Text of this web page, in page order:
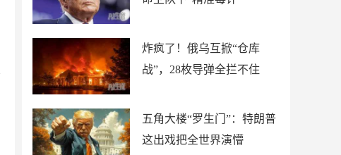
炸疯了！俄乌互掀“仓库
战”，28枚导弹全拦不住
五角大楼“罗生门”：特朗普
这出戏把全世界演懵